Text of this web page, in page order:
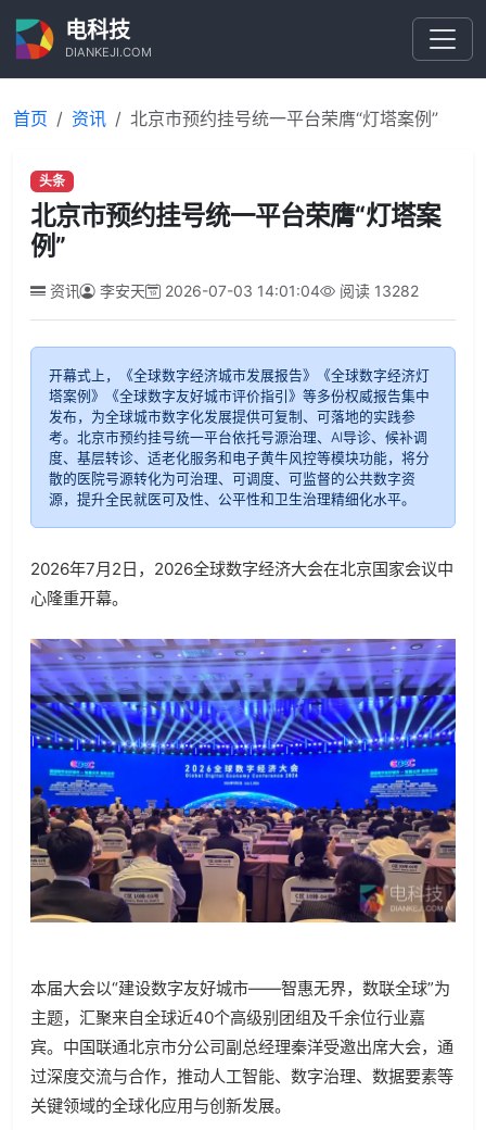
电科技
DIANKEJI.COM
首页 资讯 北京市预约挂号统一平台荣膺“灯塔案例”
头条
北京市预约挂号统一平台荣膺“灯塔案
例”
资讯 李安天 2026-07-03 14:01:04 阅读 13282
开幕式上，《全球数字经济城市发展报告》《全球数字经济灯
塔案例》《全球数字友好城市评价指引》等多份权威报告集中
发布，为全球城市数字化发展提供可复制、可落地的实践参
考。北京市预约挂号统一平台依托号源治理、AI导诊、候补调
度、基层转诊、适老化服务和电子黄牛风控等模块功能，将分
散的医院号源转化为可治理、可调度、可监督的公共数字资
源，提升全民就医可及性、公平性和卫生治理精细化水平。
2026年7月 2 日， 2026全球数字经济大会在北京国家会议中
心隆重开幕。
本届大会以“建设数字友好城市——智惠无界，数联全球”为
主题，汇聚来自全球近40个高级别团组及千余位行业嘉
宾。中国联通北京市分公司副总经理秦洋受邀出席大会，通
过深度交流与合作，推动人工智能、数字治理、数据要素等
关键领域的全球化应用与创新发展。